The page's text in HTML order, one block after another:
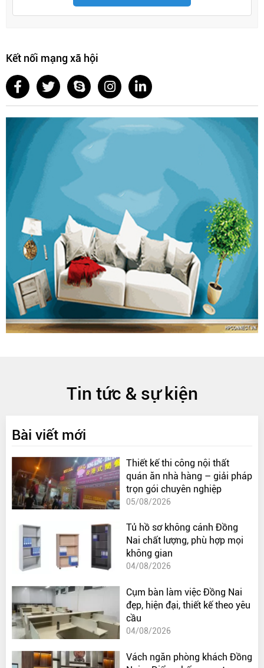
Kết nối mạng xã hội
Tin tức & sự kiện
Bài viết mới
Thiết kế thi công nội thất
quán ăn nhà hàng – giải pháp
trọn gói chuyên nghiệp
05/08/2026
Tủ hồ sơ không cánh Đồng
Nai chất lượng, phù hợp mọi
không gian
04/08/2026
Cụm bàn làm việc Đồng Nai
đẹp, hiện đại, thiết kế theo yêu
cầu
04/08/2026
Vách ngăn phòng khách Đồng